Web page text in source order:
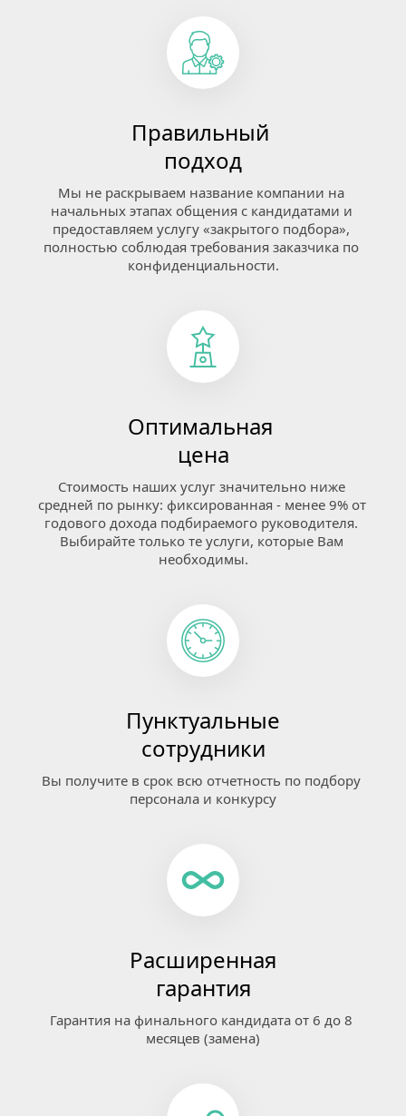
Правильный
подход
Мы не раскрываем название компании на
начальных этапах общения с кандидатами и
предоставляем услугу «закрытого подбора»,
полностью соблюдая требования заказчика по
конфиденциальности.
Оптимальная
цена
Стоимость наших услуг значительно ниже
средней по рынку: фиксированная - менее 9% от
годового дохода подбираемого руководителя.
Выбирайте только те услуги, которые Вам
необходимы.
Пунктуальные
сотрудники
Вы получите в срок всю отчетность по подбору
персонала и конкурсу
Расширенная
гарантия
Гарантия на финального кандидата от 6 до 8
месяцев (замена)